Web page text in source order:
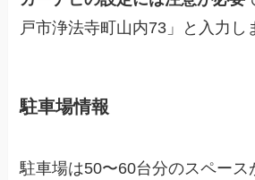
戸市浄法寺町山内73」と入力し
駐車場情報
駐車場は50〜60台分のスペース